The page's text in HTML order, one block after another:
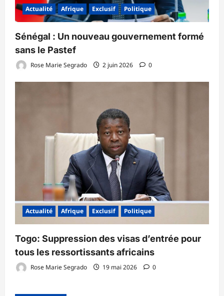
Actualité Afrique Exclusif Politique
Sénégal : Un nouveau gouvernement formé
sans le Pastef
Rose Marie Segrado 2 juin 2026 0
Actualité Afrique Exclusif Politique
Togo: Suppression des visas d’entrée pour
tous les ressortissants africains
Rose Marie Segrado 19 mai 2026 0